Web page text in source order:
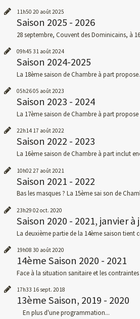
11h50 20 août 2025
Saison 2025 - 2026
28 septembre, Couvent des Dominicains, à
09h45 31 août 2024
Saison 2024-2025
La 18ème saison de Chambre à part
05h2605 août 2023
Saison 2023 - 2024
La 17ème saison de Chambre à part propose
22h14 17 août 2022
Saison 2022 - 2023
La 16ème saison de Chambre à part inclut
10h02 27 août 2021
Saison 2021 - 2022
Bas les masques ? La 15ème sai son de
23h29 02 oct. 2020
Saison 2020 - 2021, janvier à
La deuxième partie de la 14ème saison tient
19h08 30 août 2020
14ème Saison 2020 - 2021
Face à la situation sanitaire et les contraintes
17h33 16 sept. 2018
13ème Saison, 2019 - 2020
En plus d'une programmation...